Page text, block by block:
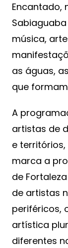
Encantado,
música,
as águas,
que
A
artistas de
e
marca a
de
de artistas
periféricos,
artística
diferentes